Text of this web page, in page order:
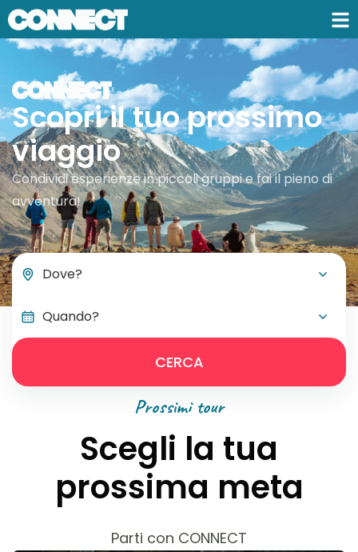
Scopri il tuo prossimo
viaggio
Condividi esperienze in piccoli gruppi e fai il pieno di
avventura!
CERCA
Prossimi tour
Scegli la tua
prossima meta
Parti con CONNECT